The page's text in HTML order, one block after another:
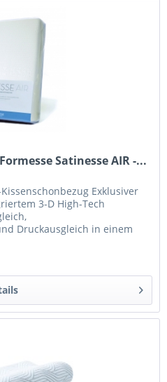
Satinesse AIR -...
Exklusiver
3-D High-Tech
Druckausgleich in einem